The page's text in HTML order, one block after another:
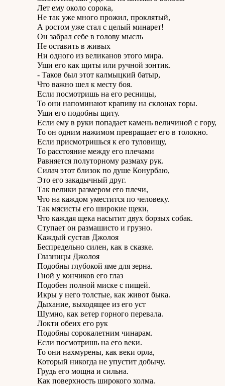
Лет ему около сорока,
Не так уже много прожил, проклятый,
А ростом уже стал с целый минарет!
Он забрал себе в голову мысль
Не оставить в живых
Ни одного из великанов этого мира.
Уши его как щиты или ручной зонтик.
- Таков был этот калмыцкий батыр,
Что важно шел к месту боя.
Если посмотришь на его ресницы,
То они напоминают крапиву на склонах горы.
Уши его подобны щиту.
Если ему в руки попадает камень величиной с гору,
То он одним нажимом превращает его в толокно.
Если присмотришься к его туловищу,
То расстояние между его плечами
Равняется полуторному размаху рук.
Силач этот близок по душе Конурбаю,
Это его закадычный друг.
Так велики размером его плечи,
Что на каждом уместится по человеку.
Так мясисты его широкие щеки,
Что каждая щека насытит двух борзых собак.
Ступает он размашисто и грузно.
Каждый сустав Джолоя
Беспредельно силен, как в сказке.
Глазницы Джолоя
Подобны глубокой яме для зерна.
Гной у кончиков его глаз
Подобен полной миске с пищей.
Икры у него толстые, как живот быка.
Дыхание, выходящее из его уст
Шумно, как ветер горного перевала.
Локти обеих его рук
Подобны сорокалетним чинарам.
Если посмотришь на его веки.
То они нахмурены, как веки орла,
Который никогда не упустит добычу.
Грудь его мощна и сильна.
Как поверхность широкого холма.